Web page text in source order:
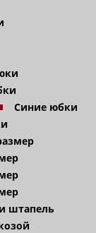
Синие юбки
штапель